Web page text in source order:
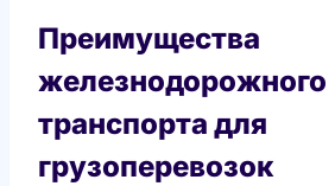
Преимущества
железнодорожного
транспорта для
грузоперевозок